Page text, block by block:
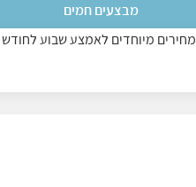
מבצעים חמים
מחירים מיוחדים לאמצע שבוע